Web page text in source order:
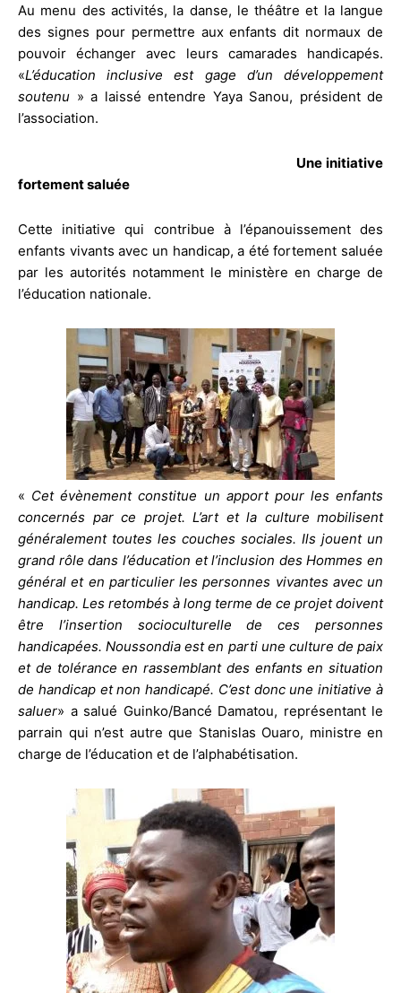
Au menu des activités, la danse, le théâtre et la langue
des signes pour permettre aux enfants dit normaux de
pouvoir échanger avec leurs camarades handicapés.
«L’éducation inclusive est gage d’un développement
soutenu » a laissé entendre Yaya Sanou, président de
l’association.
Une initiative
fortement saluée
Cette initiative qui contribue à l’épanouissement des
enfants vivants avec un handicap, a été fortement saluée
par les autorités notamment le ministère en charge de
l’éducation nationale.
« Cet évènement constitue un apport pour les enfants
concernés par ce projet. L’art et la culture mobilisent
généralement toutes les couches sociales. Ils jouent un
grand rôle dans l’éducation et l’inclusion des Hommes en
général et en particulier les personnes vivantes avec un
handicap. Les retombés à long terme de ce projet doivent
être l’insertion socioculturelle de ces personnes
handicapées. Noussondia est en parti une culture de paix
et de tolérance en rassemblant des enfants en situation
de handicap et non handicapé. C’est donc une initiative à
saluer» a salué Guinko/Bancé Damatou, représentant le
parrain qui n’est autre que Stanislas Ouaro, ministre en
charge de l’éducation et de l’alphabétisation.